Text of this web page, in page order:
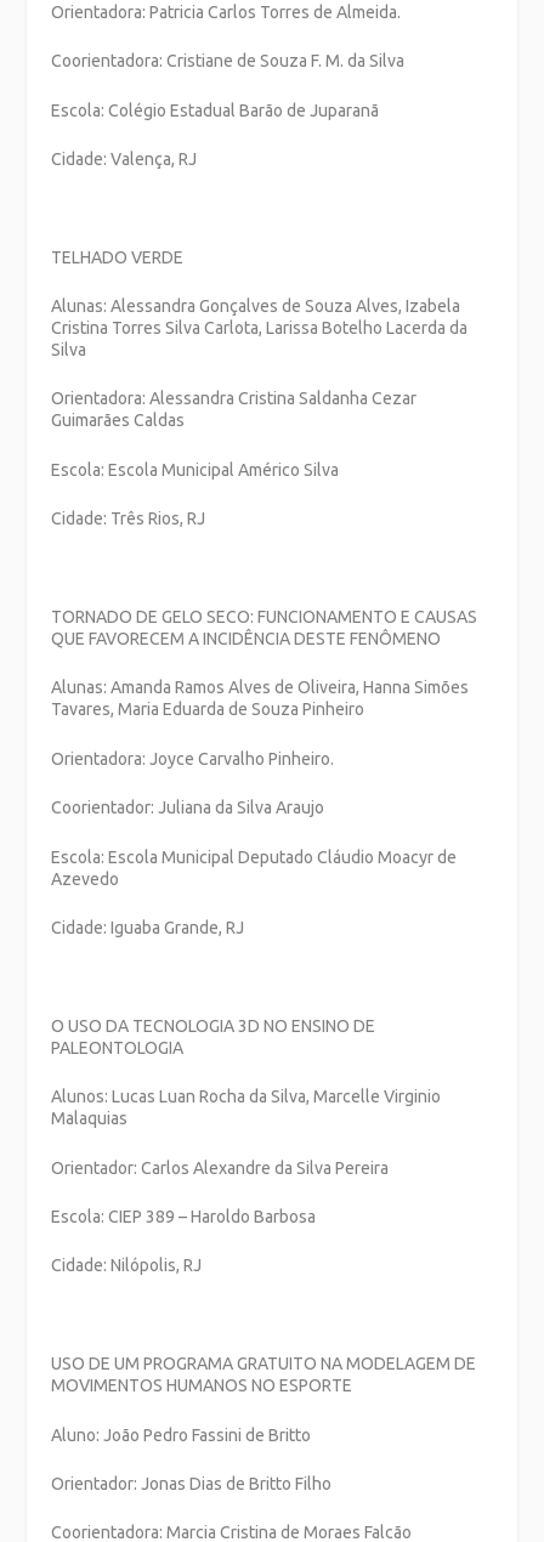
Orientadora: Patricia Carlos Torres de Almeida.
Coorientadora: Cristiane de Souza F. M. da Silva
Escola: Colégio Estadual Barão de Juparanã
Cidade: Valença, RJ
TELHADO VERDE
Alunas: Alessandra Gonçalves de Souza Alves, Izabela
Cristina Torres Silva Carlota, Larissa Botelho Lacerda da
Silva
Orientadora: Alessandra Cristina Saldanha Cezar
Guimarães Caldas
Escola: Escola Municipal Américo Silva
Cidade: Três Rios, RJ
TORNADO DE GELO SECO: FUNCIONAMENTO E CAUSAS
QUE FAVORECEM A INCIDÊNCIA DESTE FENÔMENO
Alunas: Amanda Ramos Alves de Oliveira, Hanna Simões
Tavares, Maria Eduarda de Souza Pinheiro
Orientadora: Joyce Carvalho Pinheiro.
Coorientador: Juliana da Silva Araujo
Escola: Escola Municipal Deputado Cláudio Moacyr de
Azevedo
Cidade: Iguaba Grande, RJ
O USO DA TECNOLOGIA 3D NO ENSINO DE
PALEONTOLOGIA
Alunos: Lucas Luan Rocha da Silva, Marcelle Virginio
Malaquias
Orientador: Carlos Alexandre da Silva Pereira
Escola: CIEP 389 – Haroldo Barbosa
Cidade: Nilópolis, RJ
USO DE UM PROGRAMA GRATUITO NA MODELAGEM DE
MOVIMENTOS HUMANOS NO ESPORTE
Aluno: João Pedro Fassini de Britto
Orientador: Jonas Dias de Britto Filho
Coorientadora: Marcia Cristina de Moraes Falcão